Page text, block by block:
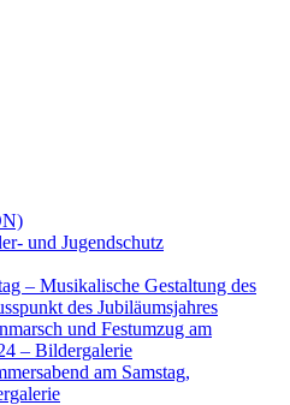
und Jugendschutz
– Musikalische Gestaltung des
des Jubiläumsjahres
und Festumzug am
– Bildergalerie
am Samstag,